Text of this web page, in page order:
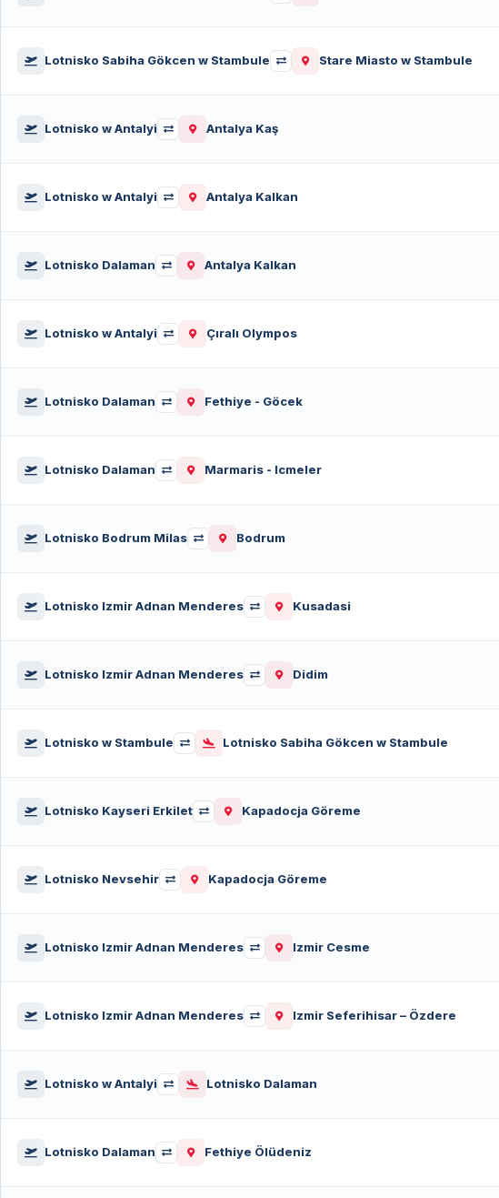
Lotnisko Sabiha Gökcen w Stambule Stare Miasto w Stambule
Lotnisko w Antalyi Antalya Kaş
Lotnisko w Antalyi Antalya Kalkan
Lotnisko Dalaman Antalya Kalkan
Lotnisko w Antalyi Çıralı Olympos
Lotnisko Dalaman Fethiye - Göcek
Lotnisko Dalaman Marmaris - Icmeler
Lotnisko Bodrum Milas Bodrum
Lotnisko Izmir Adnan Menderes Kusadasi
Lotnisko Izmir Adnan Menderes Didim
Lotnisko w Stambule Lotnisko Sabiha Gökcen w Stambule
Lotnisko Kayseri Erkilet Kapadocja Göreme
Lotnisko Nevsehir Kapadocja Göreme
Lotnisko Izmir Adnan Menderes Izmir Cesme
Lotnisko Izmir Adnan Menderes Izmir Seferihisar – Özdere
Lotnisko w Antalyi Lotnisko Dalaman
Lotnisko Dalaman Fethiye Ölüdeniz